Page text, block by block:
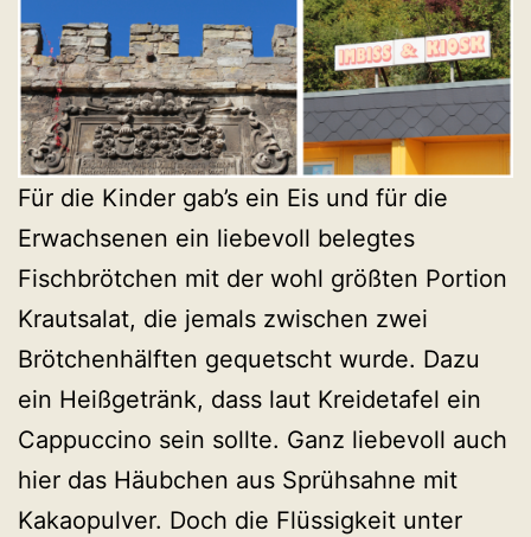
Für die Kinder gab’s ein Eis und für die
Erwachsenen ein liebevoll belegtes
Fischbrötchen mit der wohl größten Portion
Krautsalat, die jemals zwischen zwei
Brötchenhälften gequetscht wurde. Dazu
ein Heißgetränk, dass laut Kreidetafel ein
Cappuccino sein sollte. Ganz liebevoll auch
hier das Häubchen aus Sprühsahne mit
Kakaopulver. Doch die Flüssigkeit unter